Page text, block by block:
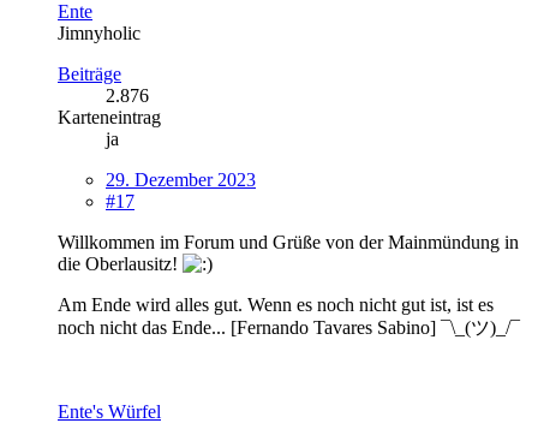
Ente
Jimnyholic
Beiträge
2.876
Karteneintrag
ja
29. Dezember 2023
#17
Willkommen im Forum und Grüße von der Mainmündung in
die Oberlausitz!
Am Ende wird alles gut. Wenn es noch nicht gut ist, ist es
noch nicht das Ende... [Fernando Tavares Sabino] ¯\_(ツ)_/¯
Ente's Würfel